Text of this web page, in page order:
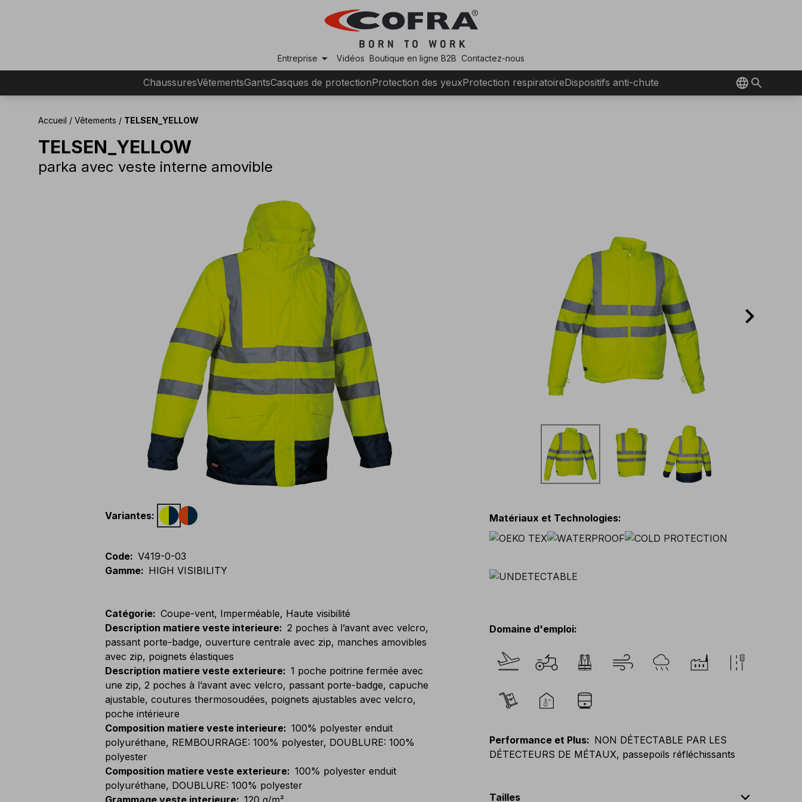
Entreprise arrow_drop_down Vidéos Boutique en ligne B2B Contactez-nous
ChaussuresVêtementsGantsCasques de protectionProtection des yeuxProtection respiratoireDispositifs anti-chute
Accueil / Vêtements / TELSEN_YELLOW
TELSEN_YELLOW
parka avec veste interne amovible
Variantes:
Code: V419-0-03
Gamme: HIGH VISIBILITY
Catégorie: Coupe-vent, Imperméable, Haute visibilité
Description matiere veste interieure: 2 poches à l’avant avec velcro,
passant porte-badge, ouverture centrale avec zip, manches amovibles
avec zip, poignets élastiques
Description matiere veste exterieure: 1 poche poitrine fermée avec
une zip, 2 poches à l’avant avec velcro, passant porte-badge, capuche
ajustable, coutures thermosoudées, poignets ajustables avec velcro,
poche intérieure
Composition matiere veste interieure: 100% polyester enduit
polyuréthane, REMBOURRAGE: 100% polyester, DOUBLURE: 100%
polyester
Composition matiere veste exterieure: 100% polyester enduit
polyuréthane, DOUBLURE: 100% polyester
Grammage veste interieure: 120 g/m²
Matériaux et Technologies:
Domaine d'emploi:
Performance et Plus: NON DÉTECTABLE PAR LES
DÉTECTEURS DE MÉTAUX, passepoils réfléchissants
Tailles expand_less